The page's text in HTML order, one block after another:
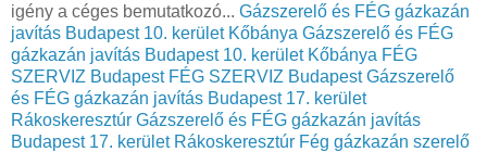
igény a céges bemutatkozó... Gázszerelő és FÉG gázkazán
javítás Budapest 10. kerület Kőbánya Gázszerelő és FÉG
gázkazán javítás Budapest 10. kerület Kőbánya FÉG
SZERVIZ Budapest FÉG SZERVIZ Budapest Gázszerelő
és FÉG gázkazán javítás Budapest 17. kerület
Rákoskeresztúr Gázszerelő és FÉG gázkazán javítás
Budapest 17. kerület Rákoskeresztúr Fég gázkazán szerelő